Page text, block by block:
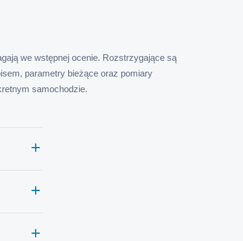
we wstępnej ocenie. Rozstrzygające są
parametry bieżące oraz pomiary
samochodzie.